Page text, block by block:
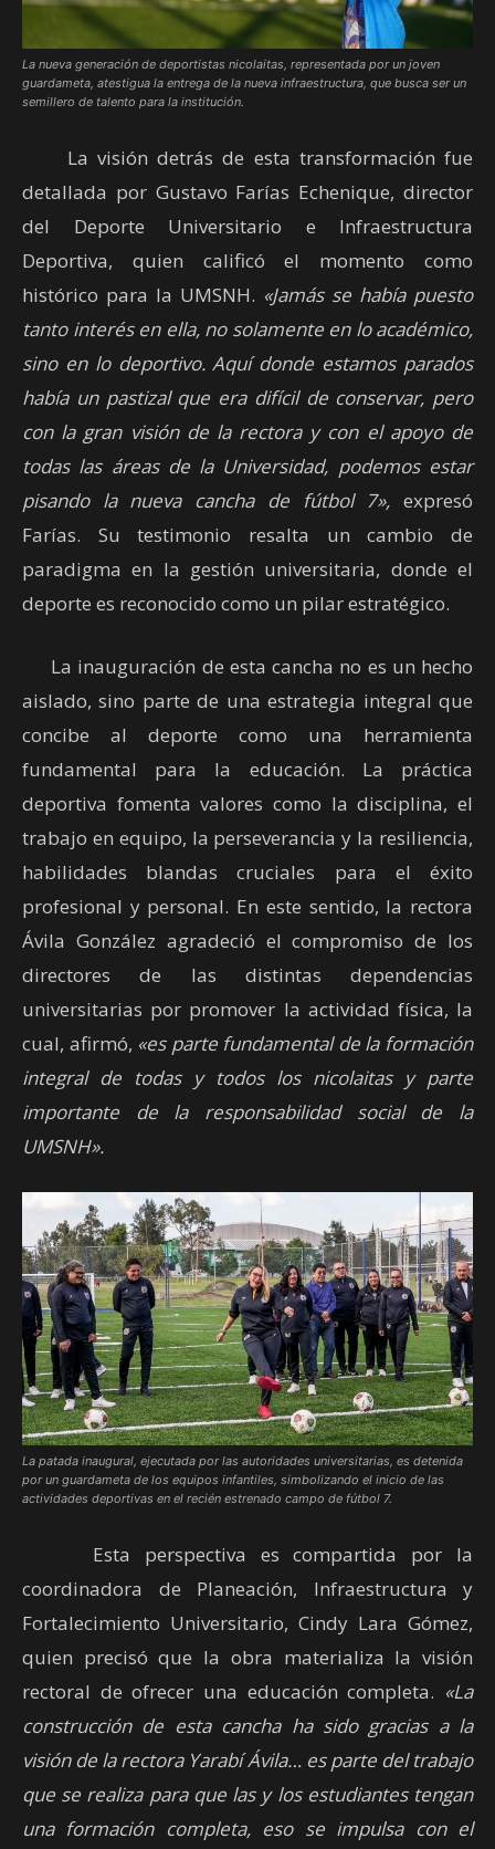
La nueva generación de deportistas nicolaitas, representada por un joven
guardameta, atestigua la entrega de la nueva infraestructura, que busca ser un
semillero de talento para la institución.
La visión detrás de esta transformación fue
detallada por Gustavo Farías Echenique, director
del Deporte Universitario e Infraestructura
Deportiva, quien calificó el momento como
histórico para la UMSNH. «Jamás se había puesto
tanto interés en ella, no solamente en lo académico,
sino en lo deportivo. Aquí donde estamos parados
había un pastizal que era difícil de conservar, pero
con la gran visión de la rectora y con el apoyo de
todas las áreas de la Universidad, podemos estar
pisando la nueva cancha de fútbol 7», expresó
Farías. Su testimonio resalta un cambio de
paradigma en la gestión universitaria, donde el
deporte es reconocido como un pilar estratégico.
La inauguración de esta cancha no es un hecho
aislado, sino parte de una estrategia integral que
concibe al deporte como una herramienta
fundamental para la educación. La práctica
deportiva fomenta valores como la disciplina, el
trabajo en equipo, la perseverancia y la resiliencia,
habilidades blandas cruciales para el éxito
profesional y personal. En este sentido, la rectora
Ávila González agradeció el compromiso de los
directores de las distintas dependencias
universitarias por promover la actividad física, la
cual, afirmó, «es parte fundamental de la formación
integral de todas y todos los nicolaitas y parte
importante de la responsabilidad social de la
UMSNH».
La patada inaugural, ejecutada por las autoridades universitarias, es detenida
por un guardameta de los equipos infantiles, simbolizando el inicio de las
actividades deportivas en el recién estrenado campo de fútbol 7.
Esta perspectiva es compartida por la
coordinadora de Planeación, Infraestructura y
Fortalecimiento Universitario, Cindy Lara Gómez,
quien precisó que la obra materializa la visión
rectoral de ofrecer una educación completa. «La
construcción de esta cancha ha sido gracias a la
visión de la rectora Yarabí Ávila… es parte del trabajo
que se realiza para que las y los estudiantes tengan
una formación completa, eso se impulsa con el